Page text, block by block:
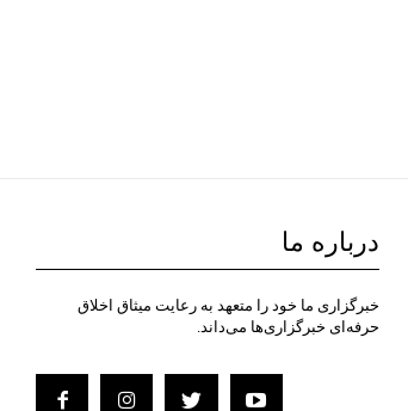
درباره ما
خبرگزاری ما خود را متعهد به رعایت میثاق اخلاق
حرفه‌ای خبرگزاری‌ها می‌داند.